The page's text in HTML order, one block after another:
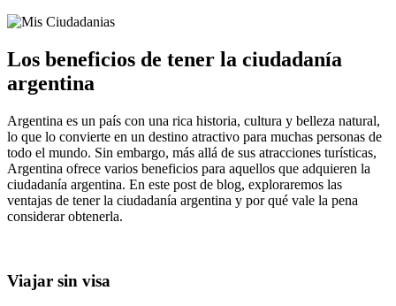
Los beneficios de tener la ciudadanía
argentina
Argentina es un país con una rica historia, cultura y belleza natural,
lo que lo convierte en un destino atractivo para muchas personas de
todo el mundo. Sin embargo, más allá de sus atracciones turísticas,
Argentina ofrece varios beneficios para aquellos que adquieren la
ciudadanía argentina. En este post de blog, exploraremos las
ventajas de tener la ciudadanía argentina y por qué vale la pena
considerar obtenerla.
Viajar sin visa